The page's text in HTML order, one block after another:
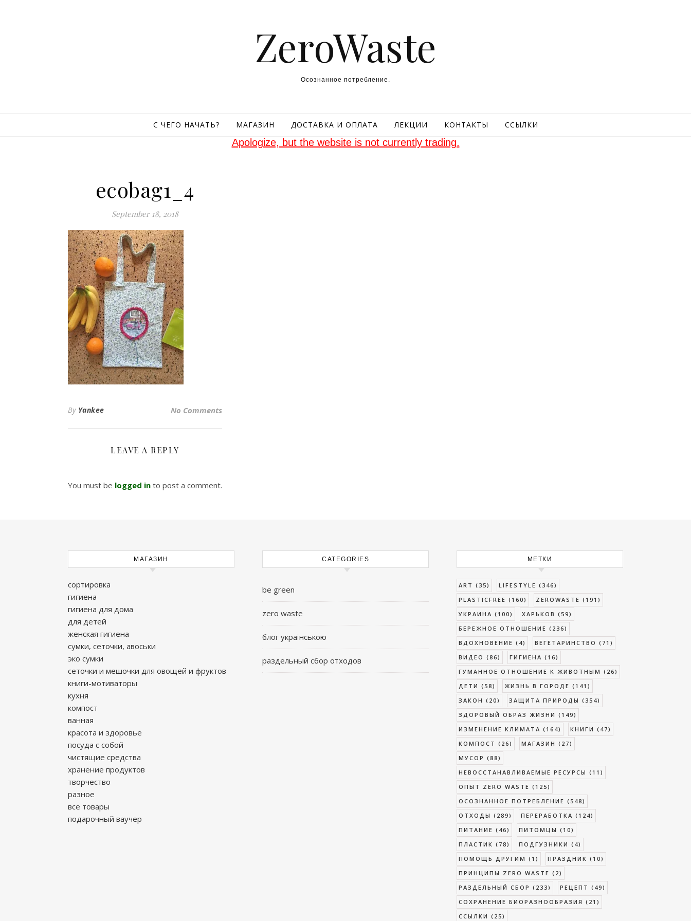
ZeroWaste
Осознанное потребление.
С ЧЕГО НАЧАТЬ? МАГАЗИН ДОСТАВКА И ОПЛАТА ЛЕКЦИИ КОНТАКТЫ ССЫЛКИ
Apologize, but the website is not currently trading.
ecobag1_4
September 18, 2018
By Yankee No Comments
LEAVE A REPLY
You must be logged in to post a comment.
МАГАЗИН
сортировка
гигиена
гигиена для дома
для детей
женская гигиена
сумки, сеточки, авоськи
эко сумки
сеточки и мешочки для овощей и фруктов
книги-мотиваторы
кухня
компост
ванная
красота и здоровье
посуда с собой
чистящие средства
хранение продуктов
творчество
разное
все товары
подарочный ваучер
CATEGORIES
be green
zero waste
блог українською
раздельный сбор отходов
МЕТКИ
ART (35) LIFESTYLE (346)
PLASTICFREE (160) ZEROWASTE (191)
УКРАИНА (100) ХАРЬКОВ (59)
БЕРЕЖНОЕ ОТНОШЕНИЕ (236)
ВДОХНОВЕНИЕ (4) ВЕГЕТАРИНСТВО (71)
ВИДЕО (86) ГИГИЕНА (16)
ГУМАННОЕ ОТНОШЕНИЕ К ЖИВОТНЫМ (26)
ДЕТИ (58) ЖИЗНЬ В ГОРОДЕ (141)
ЗАКОН (20) ЗАЩИТА ПРИРОДЫ (354)
ЗДОРОВЫЙ ОБРАЗ ЖИЗНИ (149)
ИЗМЕНЕНИЕ КЛИМАТА (164) КНИГИ (47)
КОМПОСТ (26) МАГАЗИН (27)
МУСОР (88)
НЕВОССТАНАВЛИВАЕМЫЕ РЕСУРСЫ (11)
ОПЫТ ZERO WASTE (125)
ОСОЗНАННОЕ ПОТРЕБЛЕНИЕ (548)
ОТХОДЫ (289) ПЕРЕРАБОТКА (124)
ПИТАНИЕ (46) ПИТОМЦЫ (10)
ПЛАСТИК (78) ПОДГУЗНИКИ (4)
ПОМОЩЬ ДРУГИМ (1) ПРАЗДНИК (10)
ПРИНЦИПЫ ZERO WASTE (2)
РАЗДЕЛЬНЫЙ СБОР (233) РЕЦЕПТ (49)
СОХРАНЕНИЕ БИОРАЗНООБРАЗИЯ (21)
ССЫЛКИ (25)